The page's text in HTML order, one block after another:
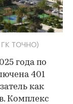
ТОЧНО)
года по
401
как
Комплекс